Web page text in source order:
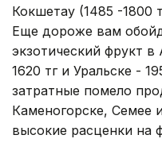
Кокшетау (1485 -1800
Еще дороже вам
экзотический фрукт
1620 тг и Уральске -
затратные помело
Каменогорске, Семее
высокие расценки на